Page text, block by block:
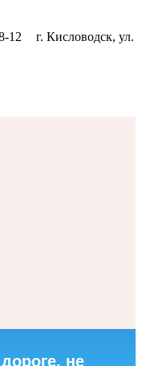
12
г. Кисловодск, ул.
не